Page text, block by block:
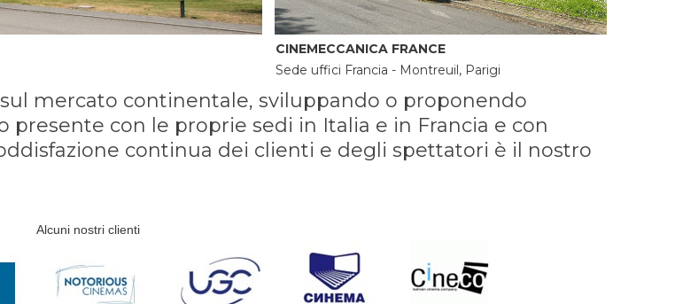
CINEMECCANICA FRANCE
Sede uffici Francia - Montreuil, Parigi
mercato continentale, sviluppando o proponendo
presente con le proprie sedi in Italia e in Francia e con
continua dei clienti e degli spettatori è il nostro
Alcuni nostri clienti